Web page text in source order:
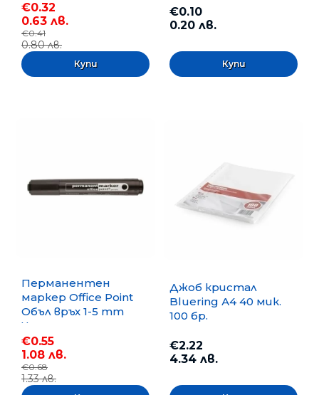
€0.32
0.63 лв.
€0.41
0.80 лв.
€0.10
0.20 лв.
Перманентен
маркер Office Point
Объл връх 1-5 mm
Черен
€0.55
1.08 лв.
€0.68
1.33 лв.
Джоб кристал
Bluering А4 40 мик.
100 бр.
€2.22
4.34 лв.